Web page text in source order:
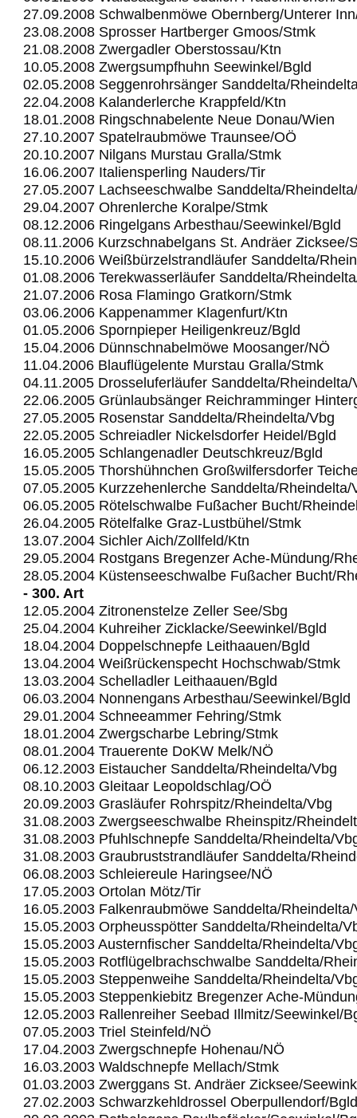
27.09.2008 Schwalbenmöwe Obernberg/Unterer
23.08.2008 Sprosser Hartberger Gmoos/Stmk
21.08.2008 Zwergadler Oberstossau/Ktn
10.05.2008 Zwergsumpfhuhn Seewinkel/Bgld
02.05.2008 Seggenrohrsänger Sanddelta/
22.04.2008 Kalanderlerche Krappfeld/Ktn
18.01.2008 Ringschnabelente Neue Donau/Wien
27.10.2007 Spatelraubmöwe Traunsee/OÖ
20.10.2007 Nilgans Murstau Gralla/Stmk
16.06.2007 Italiensperling Nauders/Tir
27.05.2007 Lachseeschwalbe Sanddelta/
29.04.2007 Ohrenlerche Koralpe/Stmk
08.12.2006 Ringelgans Arbesthau/Seewinkel/Bgld
08.11.2006 Kurzschnabelgans St. Andräer Zicksee/
15.10.2006 Weißbürzelstrandläufer Sanddelta/
01.08.2006 Terekwasserläufer Sanddelta/
21.07.2006 Rosa Flamingo Gratkorn/Stmk
03.06.2006 Kappenammer Klagenfurt/Ktn
01.05.2006 Spornpieper Heiligenkreuz/Bgld
15.04.2006 Dünnschnabelmöwe Moosanger/NÖ
11.04.2006 Blauflügelente Murstau Gralla/Stmk
04.11.2005 Drosseluferläufer Sanddelta/Rheindelta/
22.06.2005 Grünlaubsänger Reichramminger
27.05.2005 Rosenstar Sanddelta/Rheindelta/Vbg
22.05.2005 Schreiadler Nickelsdorfer Heidel/Bgld
16.05.2005 Schlangenadler Deutschkreuz/Bgld
15.05.2005 Thorshühnchen Großwilfersdorfer
07.05.2005 Kurzzehenlerche Sanddelta/Rheindelta/
06.05.2005 Rötelschwalbe Fußacher Bucht/
26.04.2005 Rötelfalke Graz-Lustbühel/Stmk
13.07.2004 Sichler Aich/Zollfeld/Ktn
29.05.2004 Rostgans Bregenzer Ache-Mündung/
28.05.2004 Küstenseeschwalbe Fußacher Bucht/
- 300. Art
12.05.2004 Zitronenstelze Zeller See/Sbg
25.04.2004 Kuhreiher Zicklacke/Seewinkel/Bgld
18.04.2004 Doppelschnepfe Leithaauen/Bgld
13.04.2004 Weißrückenspecht Hochschwab/Stmk
13.03.2004 Schelladler Leithaauen/Bgld
06.03.2004 Nonnengans Arbesthau/Seewinkel/Bgld
29.01.2004 Schneeammer Fehring/Stmk
18.01.2004 Zwergscharbe Lebring/Stmk
08.01.2004 Trauerente DoKW Melk/NÖ
06.12.2003 Eistaucher Sanddelta/Rheindelta/Vbg
08.10.2003 Gleitaar Leopoldschlag/OÖ
20.09.2003 Grasläufer Rohrspitz/Rheindelta/Vbg
31.08.2003 Zwergseeschwalbe Rheinspitz/
31.08.2003 Pfuhlschnepfe Sanddelta/Rheindelta/
31.08.2003 Graubruststrandläufer Sanddelta/
06.08.2003 Schleiereule Haringsee/NÖ
17.05.2003 Ortolan Mötz/Tir
16.05.2003 Falkenraubmöwe Sanddelta/Rheindelta/
15.05.2003 Orpheusspötter Sanddelta/Rheindelta/
15.05.2003 Austernfischer Sanddelta/Rheindelta/
15.05.2003 Rotflügelbrachschwalbe Sanddelta/
15.05.2003 Steppenweihe Sanddelta/Rheindelta/
15.05.2003 Steppenkiebitz Bregenzer Ache-
12.05.2003 Rallenreiher Seebad Illmitz/Seewinkel/
07.05.2003 Triel Steinfeld/NÖ
17.04.2003 Zwergschnepfe Hohenau/NÖ
16.03.2003 Waldschnepfe Mellach/Stmk
01.03.2003 Zwerggans St. Andräer Zicksee/
27.02.2003 Schwarzkehldrossel Oberpullendorf/Bgld